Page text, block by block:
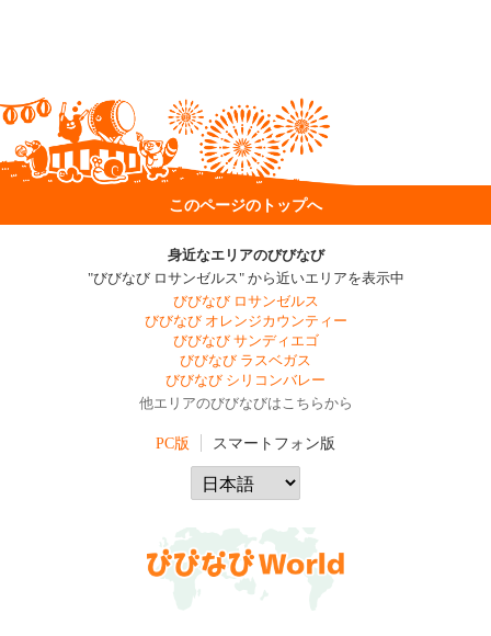
このページのトップへ
身近なエリアのびびなび
"びびなび ロサンゼルス" から近いエリアを表示中
びびなび ロサンゼルス
びびなび オレンジカウンティー
びびなび サンディエゴ
びびなび ラスベガス
びびなび シリコンバレー
他エリアのびびなびはこちらから
PC版 スマートフォン版